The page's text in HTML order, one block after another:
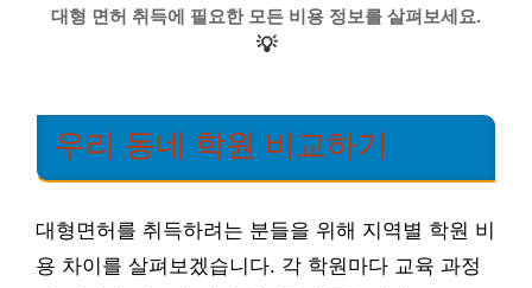
대형 면허 취득에 필요한 모든 비용 정보를 살펴보세요.
💡
우리 동네 학원 비교하기
대형면허를 취득하려는 분들을 위해 지역별 학원 비
용 차이를 살펴보겠습니다. 각 학원마다 교육 과정